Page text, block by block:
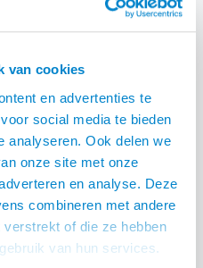
van cookies
en advertenties te
social media te bieden
analyseren. Ook delen we
onze site met onze
en analyse. Deze
combineren met andere
of die ze hebben
van hun services.
€ 174,00